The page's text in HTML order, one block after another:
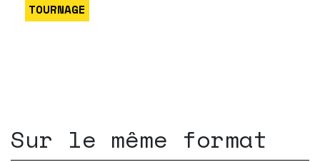
TOURNAGE
Sur le même format